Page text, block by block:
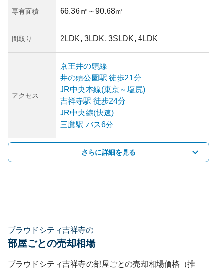
専有面積 66.36㎡ ～90.68㎡
間取り 2LDK, 3LDK, 3SLDK, 4LDK
アクセス
京王井の頭線
井の頭公園駅 徒歩21分
JR中央本線(東京～塩尻)
吉祥寺駅 徒歩24分
JR中央線(快速)
三鷹駅 バス6分
さらに詳細を見る
プラウドシティ吉祥寺の
部屋ごとの売却相場
プラウドシティ吉祥寺の部屋ごとの売却相場価格（推